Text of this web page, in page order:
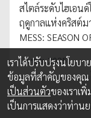
สไตล์ระดับไฮเอน
ฤดูกาลแห่งคริสต์ม
MESS: SEASON
10 พ.ย. 2025
เราได้ปรับปรุงนโยบ
ข้อมูลที่สำคัญของคุณ
เป็นส่วนตัวของเราเ
เป็นการแสดงว่าท่าน